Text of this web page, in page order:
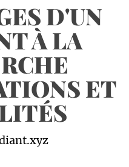
D'UN
À LA
ET